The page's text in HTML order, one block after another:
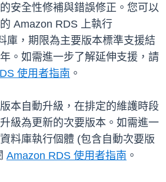
安全性修補與錯誤修正。您可以
Amazon RDS 上執行
庫，期限為主要版本標準支援結
。如需進一步了解延伸支援，請
使用者指南 。
本自動升級，在排定的維護時段
級為更新的次要版本。如需進一
料庫執行個體 (包含自動次要版
Amazon RDS 使用者指南 。